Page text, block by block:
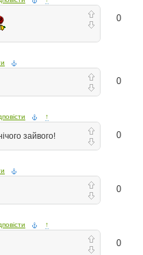
0
0
↑
0
зайвого!
0
↑
0